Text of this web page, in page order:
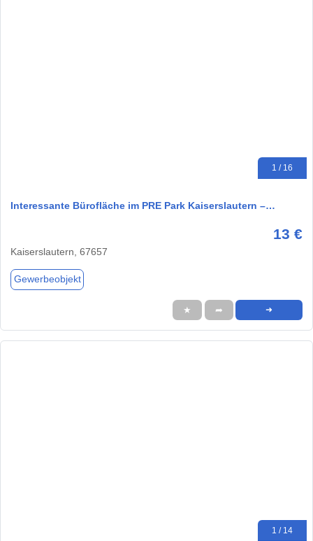
1 / 16
Interessante Bürofläche im PRE Park Kaiserslautern –…
13 €
Kaiserslautern, 67657
Gewerbeobjekt
★ ➦ ➜
1 / 14